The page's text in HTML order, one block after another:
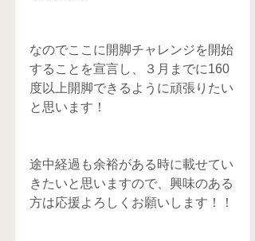
なのでここに開脚チャレンジを開始
することを宣言し、３月までに160
度以上開脚できるように頑張りたい
と思います！
途中経過も余裕がある時に載せてい
きたいと思いますので、興味のある
方は応援よろしくお願いします！！